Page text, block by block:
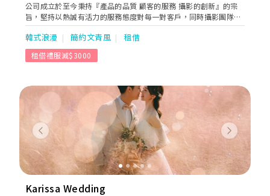
公司成立於至今秉持『產品的品質 顧客的服務 攝影的創新』的宗
旨，堅持以熱誠有活力的服務態度對每一對客戶，同時攝影團隊也
不斷開發不同特色的攝影場地，呈現給客戶一張一張充滿回憶溫馨
的畫面。默默地做，仔細地做，用心地做，都是arlene工作團隊的
應有態度，攝影團隊，一向是默默地拍，每張照片都是對客人的責
任，不是show名氣，是呈現最有深度的攝影作品、業務團隊，一
張畫面的完美度，嚴格品管產品的製作，交出最後階段的完美成品
的尊貴客戶。希望公司能跟Arlene wedding的粉絲一年延續一年，
一起共度每一個重要的畫面紀錄、公司項目、本地婚紗攝影、海外
婚紗攝影、婚禮手工婚紗、本地婚禮攝錄、海外婚禮註冊、全家福
攝影、BB攝影、閨蜜照孕婦照。
韓式浪漫 簡約文青風 租借
租借禮服減$3000
Previous Next
Karissa Wedding